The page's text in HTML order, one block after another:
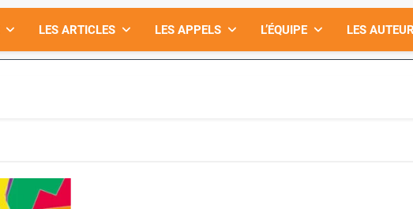
GeoProximiteS
LES ARTICLES LES APPELS L’ÉQUIPE LES